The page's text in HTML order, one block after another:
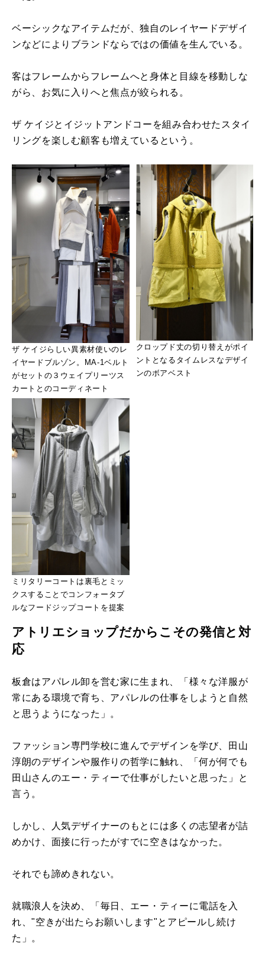
ベーシックなアイテムだが、独自のレイヤードデザイ
ンなどによりブランドならではの価値を生んでいる。
客はフレームからフレームへと身体と目線を移動しな
がら、お気に入りへと焦点が絞られる。
ザ ケイジとイジットアンドコーを組み合わせたスタイ
リングを楽しむ顧客も増えているという。
ザ ケイジらしい異素材使いのレ
イヤードブルゾン。MA-1ベルト
がセットの３ウェイプリーツス
カートとのコーディネート
クロップド丈の切り替えがポイ
ントとなるタイムレスなデザイ
ンのボアベスト
ミリタリーコートは裏毛とミッ
クスすることでコンフォータブ
ルなフードジップコートを提案
アトリエショップだからこその発信と対
応
板倉はアパレル卸を営む家に生まれ、「様々な洋服が
常にある環境で育ち、アパレルの仕事をしようと自然
と思うようになった」。
ファッション専門学校に進んでデザインを学び、田山
淳朗のデザインや服作りの哲学に触れ、「何が何でも
田山さんのエー・ティーで仕事がしたいと思った」と
言う。
しかし、人気デザイナーのもとには多くの志望者が詰
めかけ、面接に行ったがすでに空きはなかった。
それでも諦めきれない。
就職浪人を決め、「毎日、エー・ティーに電話を入
れ、"空きが出たらお願いします"とアピールし続け
た」。